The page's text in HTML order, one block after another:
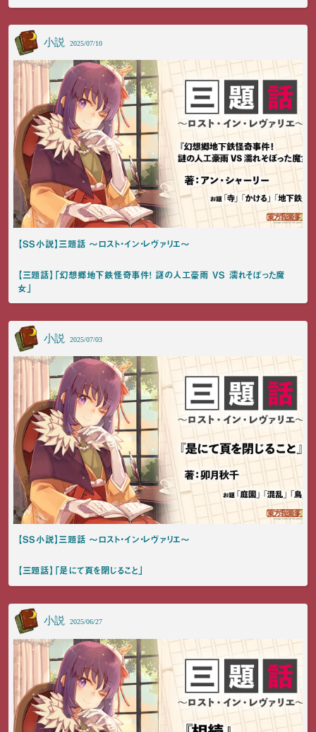
小説 2025/07/10
【SS小説】三題話 ～ロスト・イン・レヴァリエ～
【三題話】「幻想郷地下鉄怪奇事件！ 謎の人工豪雨 VS 濡れそぼった魔
女」
小説 2025/07/03
【SS小説】三題話 ～ロスト・イン・レヴァリエ～
【三題話】「是にて頁を閉じること」
小説 2025/06/27